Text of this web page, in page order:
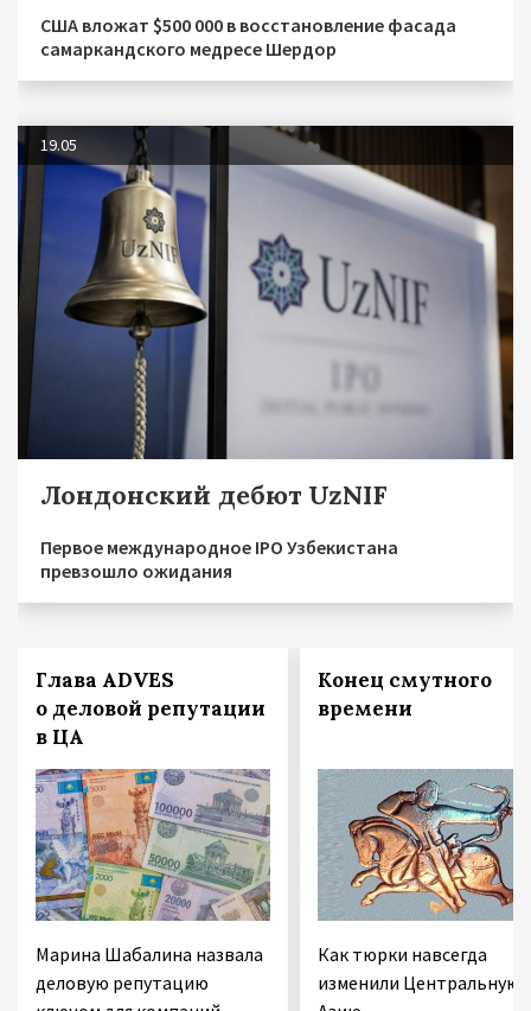
США вложат $500 000 в восстановление фасада
самаркандского медресе Шердор
19.05
Лондонский дебют UzNIF
Первое международное IPO Узбекистана
превзошло ожидания
Глава ADVES
о деловой репутации
в ЦА
Марина Шабалина назвала
деловую репутацию
Конец смутного
времени
Как тюрки навсегда
изменили Центральную